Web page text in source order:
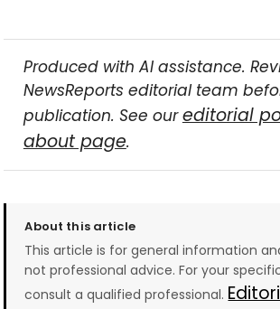
Produced with AI assistance.
NewsReports editorial team
publication. See oureditorial
about page.
About this article
This article is for general information
not professional advice. For your
consult a qualified professional.